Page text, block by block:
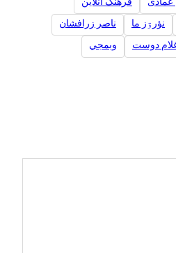
عمادی فرهنگ انلاین
نؤرۊز ما ناصر زرافشان
دوست وبمجي